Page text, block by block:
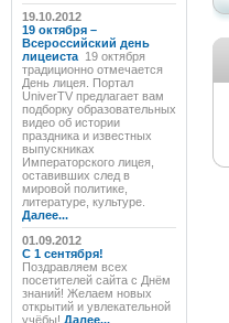
19.10.2012
19 октября –
Всероссийский день
лицеиста 19 октября
традиционно отмечается
День лицея. Портал
UniverTV предлагает вам
подборку образовательных
видео об истории
праздника и известных
выпускниках
Императорского лицея,
оставивших след в
мировой политике,
литературе, культуре.
Далее...
01.09.2012
C 1 сентября!
Поздравляем всех
посетителей сайта с Днём
знаний! Желаем новых
открытий и увлекательной
учёбы! Далее...